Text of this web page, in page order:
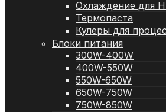
Охлаждение для
Термопаста
Кулеры для
Блоки питания
300W-400W
400W-550W
550W-650W
650W-750W
750W-850W